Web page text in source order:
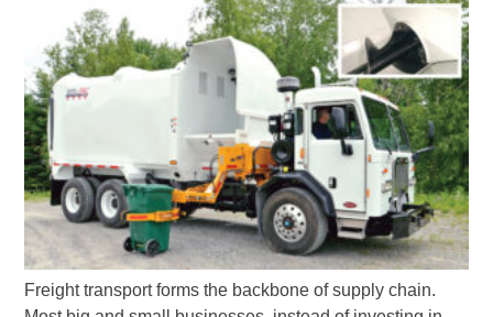
Freight transport forms the backbone of supply chain.